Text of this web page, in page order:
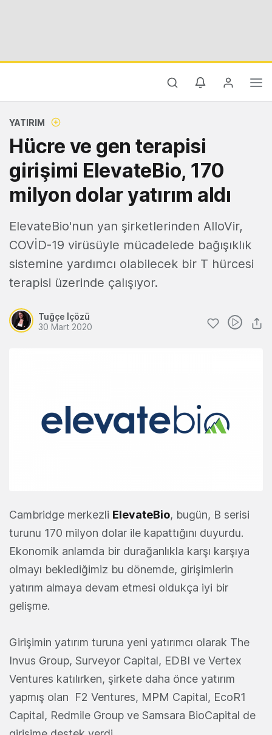
YATIRIM
Hücre ve gen terapisi
girişimi ElevateBio, 170
milyon dolar yatırım aldı
ElevateBio'nun yan şirketlerinden AlloVir,
COVİD-19 virüsüyle mücadelede bağışıklık
sistemine yardımcı olabilecek bir T hürcesi
terapisi üzerinde çalışıyor.
Tuğçe İçözü
30 Mart 2020
Cambridge merkezli ElevateBio, bugün, B serisi
turunu 170 milyon dolar ile kapattığını duyurdu.
Ekonomik anlamda bir durağanlıkla karşı karşıya
olmayı beklediğimiz bu dönemde, girişimlerin
yatırım almaya devam etmesi oldukça iyi bir
gelişme.
Girişimin yatırım turuna yeni yatırımcı olarak The
Invus Group, Surveyor Capital, EDBI ve Vertex
Ventures katılırken, şirkete daha önce yatırım
yapmış olan F2 Ventures, MPM Capital, EcoR1
Capital, Redmile Group ve Samsara BioCapital de